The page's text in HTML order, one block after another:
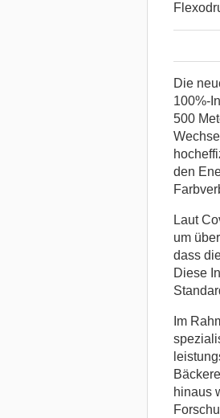
Die
100%-
500
den
Laut
um
dass
Diese
Im
hinaus